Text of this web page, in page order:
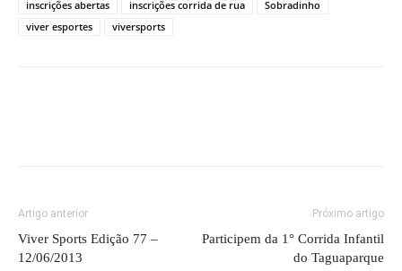
inscrições abertas
inscrições corrida de rua
Sobradinho
viver esportes
viversports
Artigo anterior
Viver Sports Edição 77 –
12/06/2013
Próximo artigo
Participem da 1° Corrida Infantil
do Taguaparque